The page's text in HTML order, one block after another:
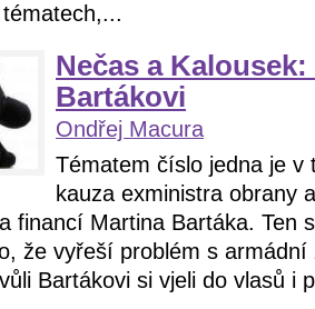
Nečas a
Bartákovi
Ondřej Macura
Tématem číslo jedna je v
kauza exministra obrany
financí Martina Bartáka. Ten
že vyřeší problém s
Bartákovi si vjeli do vlasů i